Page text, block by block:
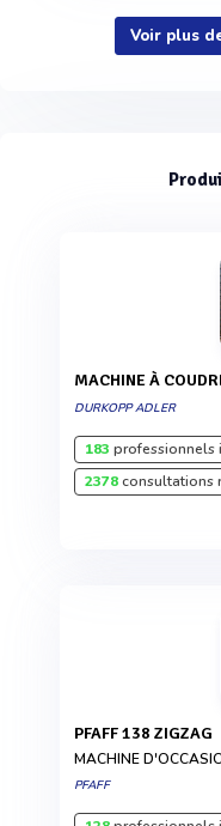
Voir plus
MACHINE À
DURKOPP ADLER
183 professionnels
2378consultations
PFAFF 138 ZIGZAG
MACHINE
PFAFF